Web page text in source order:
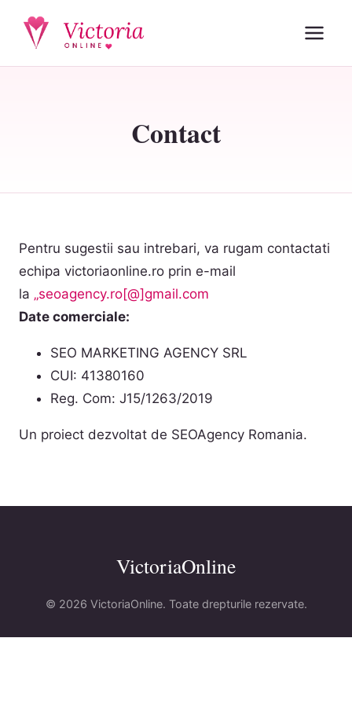
Contact
Pentru sugestii sau intrebari, va rugam contactati
echipa victoriaonline.ro prin e-mail
la „seoagency.ro[@]gmail.com
Date comerciale:
SEO MARKETING AGENCY SRL
CUI: 41380160
Reg. Com: J15/1263/2019
Un proiect dezvoltat de SEOAgency Romania.
VictoriaOnline
© 2026 VictoriaOnline. Toate drepturile rezervate.